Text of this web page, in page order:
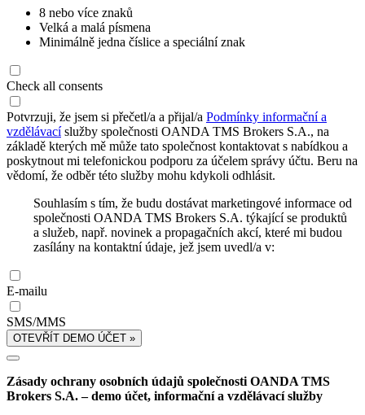
8 nebo více znaků
Velká a malá písmena
Minimálně jedna číslice a speciální znak
Check all consents
Potvrzuji, že jsem si přečetl/a a přijal/a Podmínky informační a
vzdělávacíslužby společnosti OANDA TMS Brokers S.A., na
základě kterých mě může tato společnost kontaktovat s nabídkou a
poskytnout mi telefonickou podporu za účelem správy účtu. Beru na
vědomí, že odběr této služby mohu kdykoli odhlásit.
Souhlasím s tím, že budu dostávat marketingové informace od
společnosti OANDA TMS Brokers S.A. týkající se produktů
a služeb, např. novinek a propagačních akcí, které mi budou
zasílány na kontaktní údaje, jež jsem uvedl/a v:
E-mailu
SMS/MMS
OTEVŘÍT DEMO ÚČET »
Zásady ochrany osobních údajů společnosti OANDA TMS
Brokers S.A. – demo účet, informační a vzdělávací služby